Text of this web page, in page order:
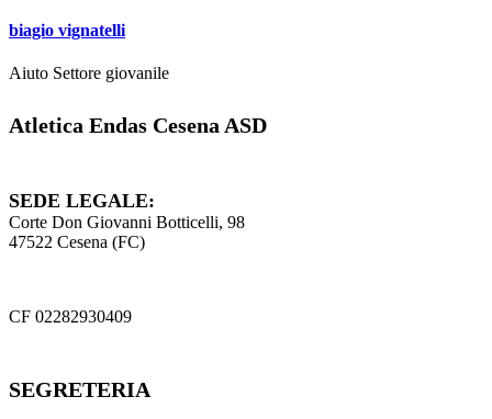
biagio vignatelli
Aiuto Settore giovanile
Atletica Endas Cesena ASD
SEDE LEGALE:
Corte Don Giovanni Botticelli, 98
47522 Cesena (FC)
CF 02282930409
SEGRETERIA